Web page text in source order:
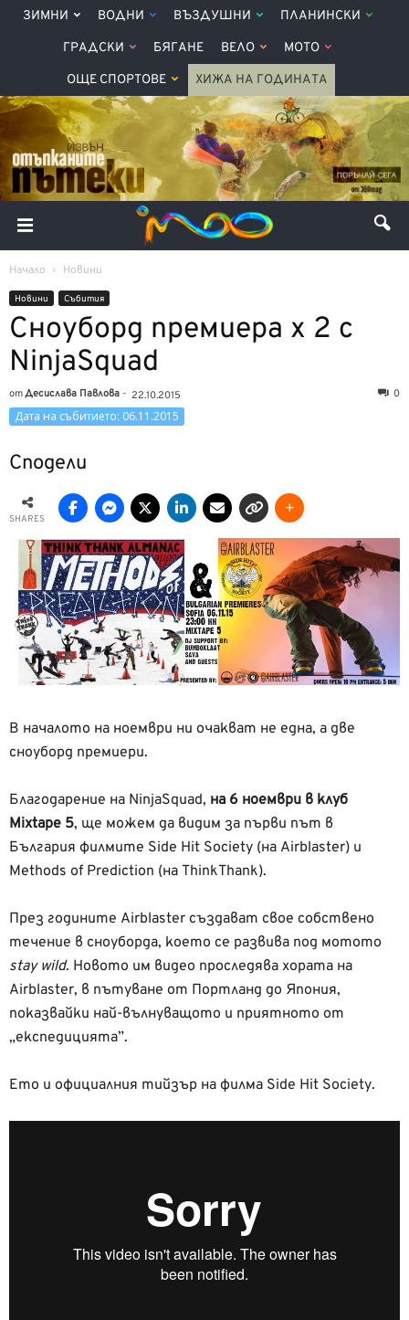
ЗИМНИ ВОДНИ ВЪЗДУШНИ ПЛАНИНСКИ
ГРАДСКИ БЯГАНЕ ВЕЛО МОТО
ОЩЕ СПОРТОВЕ ХИЖА НА ГОДИНАТА
Начало Новини
Новини Събития
Сноуборд премиера х 2 с
NinjaSquad
отДесислава Павлова - 22.10.2015 0
Дата на събитието: 06.11.2015
Сподели
SHARES
В началото на ноември ни очакват не една, а две
сноуборд премиери.
Благодарение на NinjaSquad, на 6 ноември в клуб
Mixtape 5, ще можем да видим за първи път в
България филмите Side Hit Society (на Airblaster) и
Methods of Prediction (на ThinkThank).
През годините Airblaster създават свое собствено
течение в сноуборда, което се развива под мотото
stay wild. Новото им видео проследява хората на
Airblaster, в пътуване от Портланд до Япония,
показвайки най-вълнуващото и приятното от
„експедицията”.
Ето и официалния тийзър на филма Side Hit Society.